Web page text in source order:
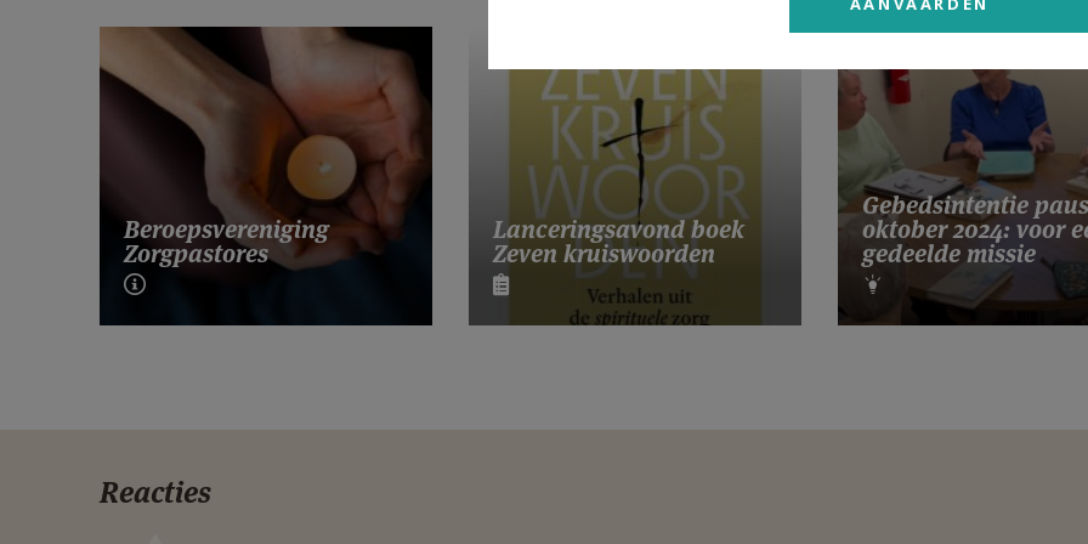
Beroepsvereniging
Zorgpastores
Lanceringsavond boek
Zeven kruiswoorden
Gebedsintentie paus
oktober 2024: voor
gedeelde missie
Reacties